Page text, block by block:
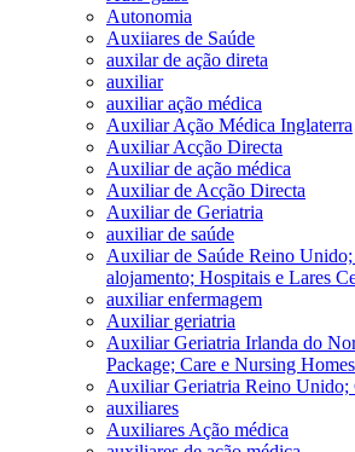
Autonomia
Auxiiares de Saúde
auxilar de ação direta
auxiliar
auxiliar ação médica
Auxiliar Ação Médica Inglaterra
Auxiliar Acção Directa
Auxiliar de ação médica
Auxiliar de Acção Directa
Auxiliar de Geriatria
auxiliar de saúde
Auxiliar de Saúde Reino Unido;
alojamento; Hospitais e Lares
auxiliar enfermagem
Auxiliar geriatria
Auxiliar Geriatria Irlanda do
Package; Care e Nursing Homes
Auxiliar Geriatria Reino Unido;
auxiliares
Auxiliares Ação médica